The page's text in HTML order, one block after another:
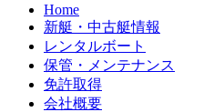
Home
新艇・中古艇情報
レンタルボート
保管・メンテナンス
免許取得
会社概要